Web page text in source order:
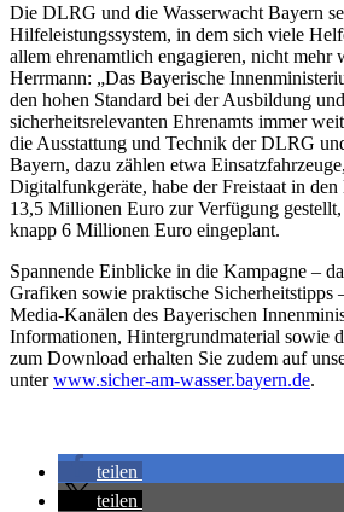
Die DLRG und die Wasserwacht Bayern
Hilfeleistungssystem, in dem sich viele
allem ehrenamtlich engagieren, nicht mehr
Herrmann: „Das Bayerische
den hohen Standard bei der Ausbildung
sicherheitsrelevanten Ehrenamts immer
die Ausstattung und Technik der DLRG
Bayern, dazu zählen etwa
Digitalfunkgeräte, habe der Freistaat in den
13,5 Millionen Euro zur Verfügung
knapp 6 Millionen Euro eingeplant.
Spannende Einblicke in die Kampagne –
Grafiken sowie praktische Sicherheitstipps
Media-Kanälen des Bayerischen
Informationen, Hintergrundmaterial sowie
zum Download erhalten Sie zudem auf
unterwww.sicher-am-wasser.bayern.de.
teilen
teilen